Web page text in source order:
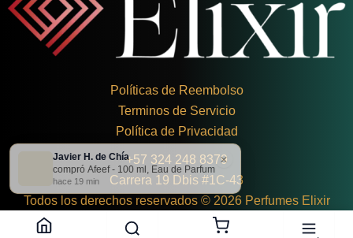
Políticas de Reembolso
Terminos de Servicio
Política de Privacidad
+57 324 248 8379
Carrera 19 Dbis #1C-43
Todos los derechos reservados © 2026 Perfumes Elixir
Javier H. de Chía
compró Afeef - 100 ml, Eau de Parfum
hace 19 min
×